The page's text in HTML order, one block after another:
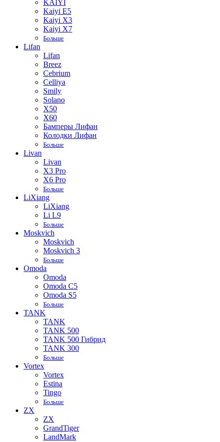
KAIYI
Kaiyi E5
Kaiyi X3
Kaiyi X7
Больше
Lifan
Lifan
Breez
Cebrium
Celliya
Smily
Solano
X50
X60
Бамперы Лифан
Колодки Лифан
Больше
Livan
Livan
X3 Pro
X6 Pro
Больше
LiXiang
LiXiang
Li L9
Больше
Moskvich
Moskvich
Moskvich 3
Больше
Omoda
Omoda
Omoda C5
Omoda S5
Больше
TANK
TANK
TANK 500
TANK 500 Гибрид
TANK 300
Больше
Vortex
Vortex
Estina
Tingo
Больше
ZX
ZX
GrandTiger
LandMark